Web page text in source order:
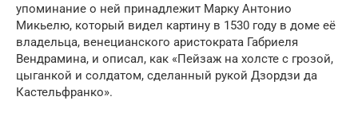
упоминание о ней принадлежит Марку Антонио
Микьелю, который видел картину в 1530 году в доме её
владельца, венецианского аристократа Габриеля
Вендрамина, и описал, как «Пейзаж на холсте с грозой,
цыганкой и солдатом, сделанный рукой Дзордзи да
Кастельфранко».